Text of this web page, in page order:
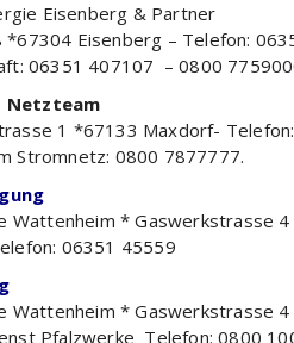
Eisenberg & Partner
*67304 Eisenberg – Telefon:
06351 407107 – 0800
Netzteam
1 *67133 Maxdorf-
Stromnetz: 0800 7877777.
Wattenheim * Gaswerkstrasse
06351 45559
Wattenheim * Gaswerkstrasse
Pfalzwerke Telefon: 0800